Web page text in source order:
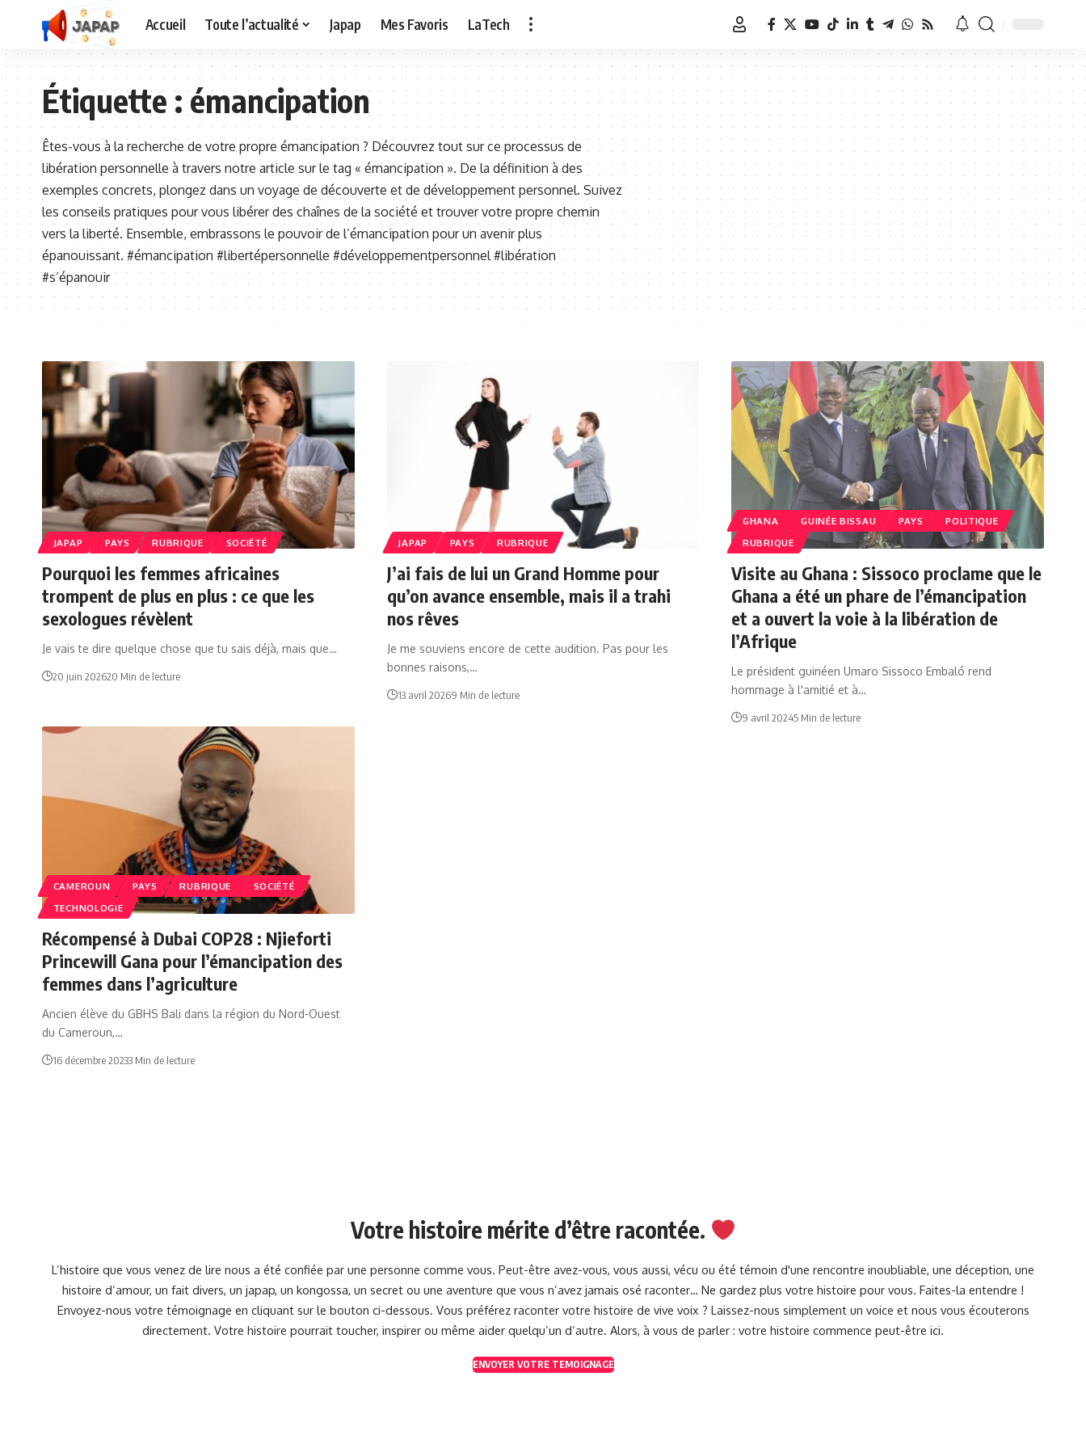
Accueil Toute l’actualité Japap Mes Favoris LaTech
Étiquette :émancipation
Êtes-vous à la recherche de votre propre émancipation ? Découvrez tout sur ce processus de
libération personnelle à travers notre article sur le tag « émancipation ». De la définition à des
exemples concrets, plongez dans un voyage de découverte et de développement personnel. Suivez
les conseils pratiques pour vous libérer des chaînes de la société et trouver votre propre chemin
vers la liberté. Ensemble, embrassons le pouvoir de l’émancipation pour un avenir plus
épanouissant. #émancipation #libertépersonnelle #développementpersonnel #libération
#s’épanouir
JAPAP PAYS RUBRIQUE SOCIÉTÉ
Pourquoi les femmes africaines
trompent de plus en plus : ce que les
sexologues révèlent
Je vais te dire quelque chose que tu sais déjà, mais que…
20 juin 202620 Min de lecture
JAPAP PAYS RUBRIQUE
J’ai fais de lui un Grand Homme pour
qu’on avance ensemble, mais il a trahi
nos rêves
Je me souviens encore de cette audition. Pas pour les
bonnes raisons,…
13 avril 20269 Min de lecture
GHANA GUINÉE BISSAU PAYS
POLITIQUE
RUBRIQUE
Visite au Ghana : Sissoco proclame que le
Ghana a été un phare de l’émancipation
et a ouvert la voie à la libération de
l’Afrique
Le président guinéen Umaro Sissoco Embaló rend
hommage à l'amitié et à…
9 avril 20245 Min de lecture
CAMEROUN PAYS RUBRIQUE
SOCIÉTÉ
TECHNOLOGIE
Récompensé à Dubai COP28 : Njieforti
Princewill Gana pour l’émancipation des
femmes dans l’agriculture
Ancien élève du GBHS Bali dans la région du Nord-Ouest
du Cameroun,…
16 décembre 20233 Min de lecture
Votre histoire mérite d’être racontée.
L’histoire que vous venez de lire nous a été confiée par une personne comme vous. Peut-être avez-vous, vous aussi, vécu ou été témoin d'une rencontre inoubliable, une déception, une
histoire d’amour, un fait divers, un japap, un kongossa, un secret ou une aventure que vous n’avez jamais osé raconter… Ne gardez plus votre histoire pour vous. Faites-la entendre !
Envoyez-nous votre témoignage en cliquant sur le bouton ci-dessous. Vous préférez raconter votre histoire de vive voix ? Laissez-nous simplement un voice et nous vous écouterons
directement. Votre histoire pourrait toucher, inspirer ou même aider quelqu’un d’autre. Alors, à vous de parler : votre histoire commence peut-être ici.
ENVOYER VOTRE TEMOIGNAGE